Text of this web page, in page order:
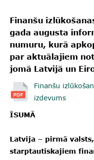
Finanšu
gada augusta
numuru, kurā
par aktuālajiem
jomā Latvijā un
Finanšu
izdevums
ĪSUMĀ
Latvija – pirmā
starptautiskajiem